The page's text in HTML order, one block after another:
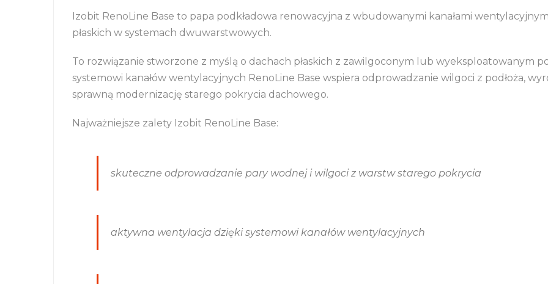
Izobit RenoLine Base to papa podkładowa renowacyjna z wbudowanymi kanałami
płaskich w systemach dwuwarstwowych.
To rozwiązanie stworzone z myślą o dachach płaskich z zawilgoconym lub wyeksploatowanym
systemowi kanałów wentylacyjnych RenoLine Base wspiera odprowadzanie wilgoci z podłoża,
sprawną modernizację starego pokrycia dachowego.
Najważniejsze zalety Izobit RenoLine Base:
skuteczne odprowadzanie pary wodnej i wilgoci z warstw starego pokrycia
aktywna wentylacja dzięki systemowi kanałów wentylacyjnych